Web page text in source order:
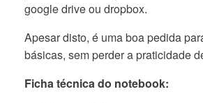
google drive ou dropbox.
Apesar disto, é uma boa pedida
básicas, sem perder a praticidade
Ficha técnica do notebook: